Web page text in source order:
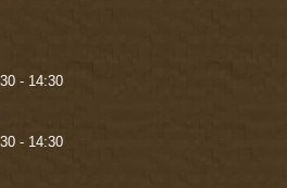
- 14:30
- 14:30